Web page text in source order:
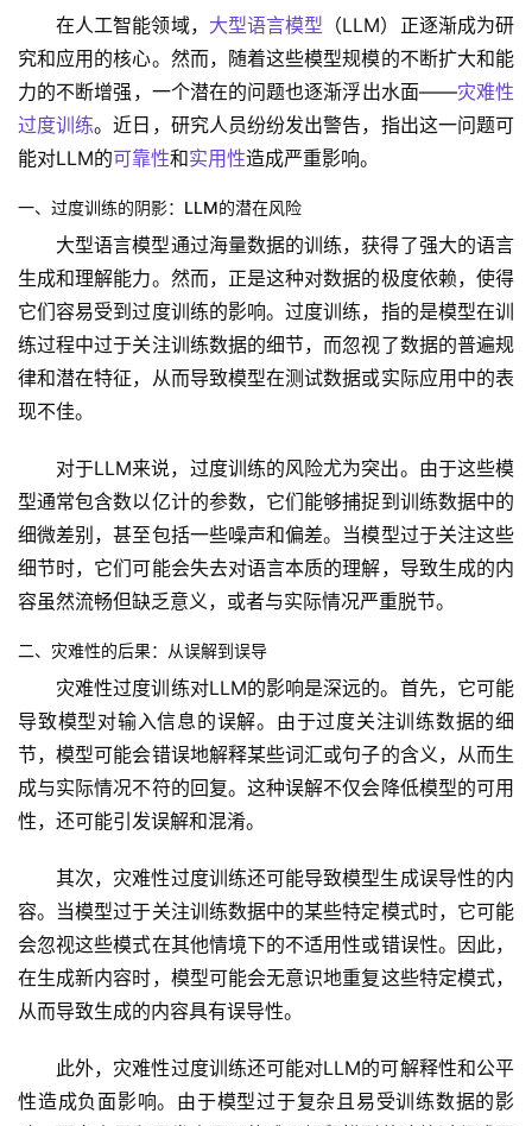
在人工智能领域， 大型语言模型 （LLM）正逐渐成为研
究和应用的核心。然而，随着这些模型规模的不断扩大和能
力的不断增强，一个潜在的问题也逐渐浮出水面——灾难性
过度训练。近日，研究人员纷纷发出警告，指出这一问题可
能对LLM的可靠性和实用性造成严重影响。
一、过度训练的阴影：LLM的潜在风险
大型语言模型通过海量数据的训练，获得了强大的语言
生成和理解能力。然而，正是这种对数据的极度依赖，使得
它们容易受到过度训练的影响。过度训练，指的是模型在训
练过程中过于关注训练数据的细节，而忽视了数据的普遍规
律和潜在特征，从而导致模型在测试数据或实际应用中的表
现不佳。
对于LLM来说，过度训练的风险尤为突出。由于这些模
型通常包含数以亿计的参数，它们能够捕捉到训练数据中的
细微差别，甚至包括一些噪声和偏差。当模型过于关注这些
细节时，它们可能会失去对语言本质的理解，导致生成的内
容虽然流畅但缺乏意义，或者与实际情况严重脱节。
二、灾难性的后果：从误解到误导
灾难性过度训练对LLM的影响是深远的。首先，它可能
导致模型对输入信息的误解。由于过度关注训练数据的细
节，模型可能会错误地解释某些词汇或句子的含义，从而生
成与实际情况不符的回复。这种误解不仅会降低模型的可用
性，还可能引发误解和混淆。
其次，灾难性过度训练还可能导致模型生成误导性的内
容。当模型过于关注训练数据中的某些特定模式时，它可能
会忽视这些模式在其他情境下的不适用性或错误性。因此，
在生成新内容时，模型可能会无意识地重复这些特定模式，
从而导致生成的内容具有误导性。
此外，灾难性过度训练还可能对LLM的可解释性和公平
性造成负面影响。由于模型过于复杂且易受训练数据的影